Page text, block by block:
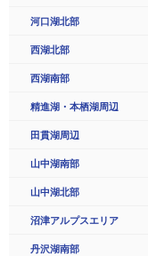
河口湖北部
西湖北部
西湖南部
精進湖・本栖湖周辺
田貫湖周辺
山中湖南部
山中湖北部
沼津アルプスエリア
丹沢湖南部